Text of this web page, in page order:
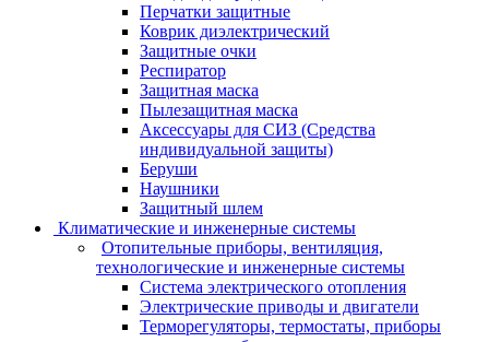
Перчатки защитные
Коврик диэлектрический
Защитные очки
Респиратор
Защитная маска
Пылезащитная маска
Аксессуары для СИЗ (Средства
индивидуальной защиты)
Беруши
Наушники
Защитный шлем
Климатические и инженерные системы
Отопительные приборы, вентиляция,
технологические и инженерные системы
Система электрического отопления
Электрические приводы и двигатели
Терморегуляторы, термостаты, приборы